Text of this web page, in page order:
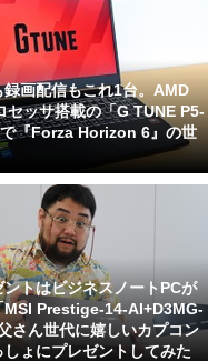
画配信もこれ1台。AMD
ッサ搭載の「G TUNE P5-
『Forza Horizon 6』の世
トはビジネスノートPCが
MSI Prestige-14-AI+D3MG-
さん世代に嬉しいカプコン
ょにプレゼントしてみた